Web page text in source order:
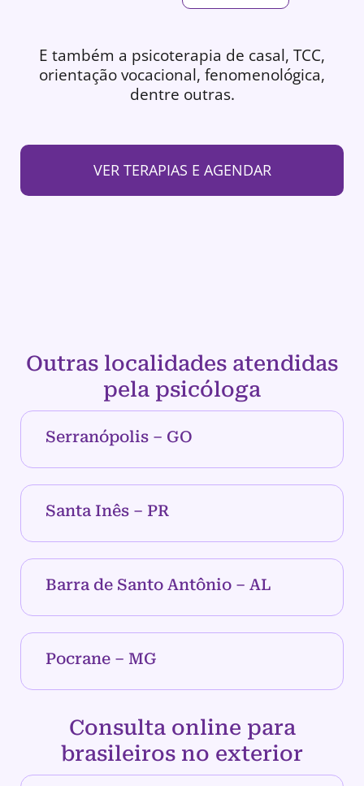
E também a psicoterapia de casal, TCC,
orientação vocacional, fenomenológica,
dentre outras.
VER TERAPIAS E AGENDAR
Outras localidades atendidas
pela psicóloga
Serranópolis – GO
Santa Inês – PR
Barra de Santo Antônio – AL
Pocrane – MG
Consulta online para
brasileiros no exterior